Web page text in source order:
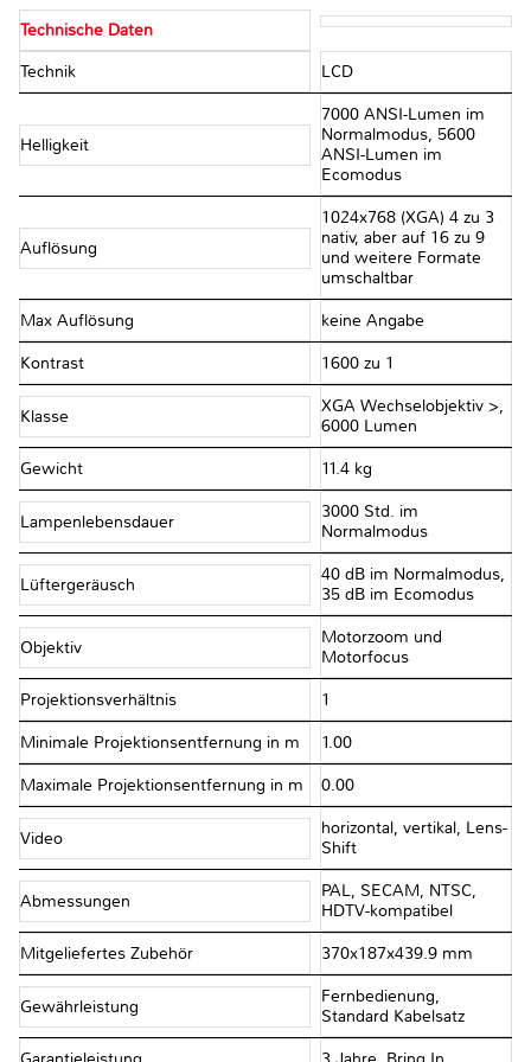
Technische Daten
Technik LCD
Helligkeit
7000 ANSI-Lumen im
Normalmodus, 5600
ANSI-Lumen im
Ecomodus
Auflösung
1024x768 (XGA) 4 zu 3
nativ, aber auf 16 zu 9
und weitere Formate
umschaltbar
Max Auflösung keine Angabe
Kontrast 1600 zu 1
Klasse
XGA Wechselobjektiv >,
6000 Lumen
Gewicht 11.4 kg
Lampenlebensdauer
3000 Std. im
Normalmodus
Lüftergeräusch
40 dB im Normalmodus,
35 dB im Ecomodus
Objektiv
Motorzoom und
Motorfocus
Projektionsverhältnis 1
Minimale Projektionsentfernung in m 1.00
Maximale Projektionsentfernung in m 0.00
Video
horizontal, vertikal, Lens-
Shift
Abmessungen
PAL, SECAM, NTSC,
HDTV-kompatibel
Mitgeliefertes Zubehör 370x187x439.9 mm
Gewährleistung
Fernbedienung,
Standard Kabelsatz